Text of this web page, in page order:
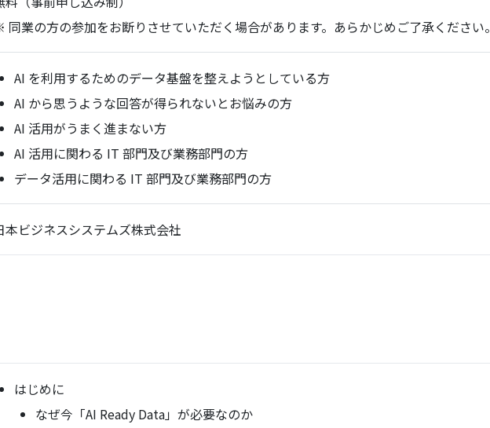
同業の方の参加をお断りさせていただく場合があります。あらかじめご了承ください。
AI を利用するためのデータ基盤を整えようとしている方
AI から思うような回答が得られないとお悩みの方
AI 活用がうまく進まない方
AI 活用に関わる IT 部門及び業務部門の方
データ活用に関わる IT 部門及び業務部門の方
本ビジネスシステムズ株式会社
はじめに
なぜ今「AI Ready Data」が必要なのか